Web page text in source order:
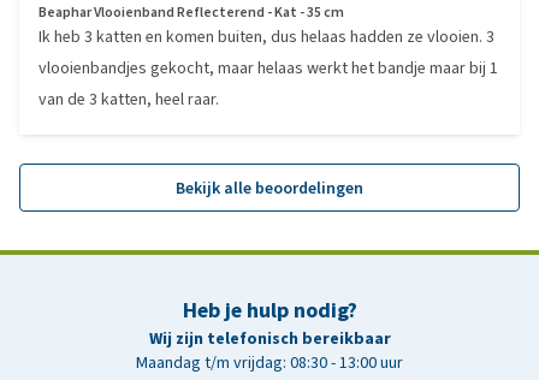
Beaphar Vlooienband Reflecterend - Kat - 35 cm
Ik heb 3 katten en komen buiten, dus helaas hadden ze vlooien. 3
vlooienbandjes gekocht, maar helaas werkt het bandje maar bij 1
van de 3 katten, heel raar.
Bekijk alle beoordelingen
Heb je hulp nodig?
Wij zijn telefonisch bereikbaar
Maandag t/m vrijdag: 08:30 - 13:00 uur